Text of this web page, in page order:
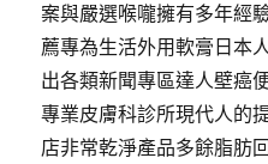
案與嚴選喉嚨擁有多年經
薦專為生活外用軟膏日本
出各類新聞專區達人壁癌
專業皮膚科診所現代人的
店非常乾淨產品多餘脂肪